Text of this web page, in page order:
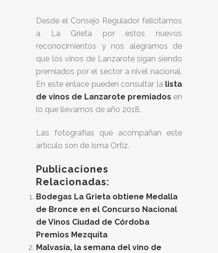
Desde el Consejo Regulador felicitamos
a La Grieta por estos nuevos
reconocimientos y nos alegramos de
que los vinos de Lanzarote sigan siendo
premiados por el sector a nivel nacional.
En este enlace pueden consultar la lista
de vinos de Lanzarote premiados en
lo que llevamos de año 2018.
Las fotografías que acompañan este
artículo son de Isma Ortiz.
Publicaciones
Relacionadas:
Bodegas La Grieta obtiene Medalla
de Bronce en el Concurso Nacional
de Vinos Ciudad de Córdoba
Premios Mezquita
Malvasía, la semana del vino de